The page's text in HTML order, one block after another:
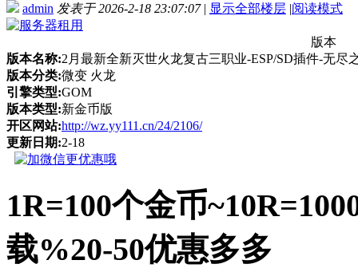
admin 发表于 2026-2-18 23:07:07 | 显示全部楼层 |阅读模式
版本
版本名称:2月最新全新灭世火龙复古三职业-ESP/SD插件-无
版本分类:微变 火龙
引擎类型:GOM
版本类型:新金币版
开区网站:http://wz.yy111.cn/24/2106/
更新日期:2-18
1R=100个金币
载%20-50优惠多多